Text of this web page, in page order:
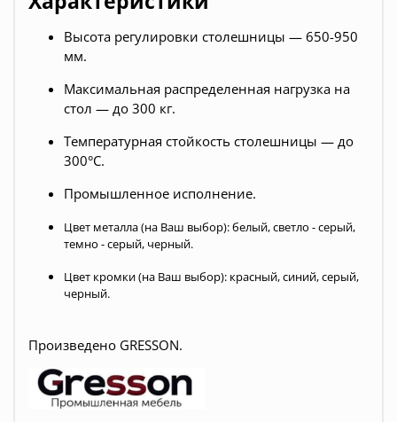
Высота регулировки столешницы — 650-950
мм.
Максимальная распределенная нагрузка на
стол — до 300 кг.
Температурная стойкость столешницы — до
300°С.
Промышленное исполнение.
Цвет металла (на Ваш выбор): белый, светло - серый,
темно - серый, черный.
Цвет кромки (на Ваш выбор): красный, синий, серый,
черный.
Произведено GRESSON.